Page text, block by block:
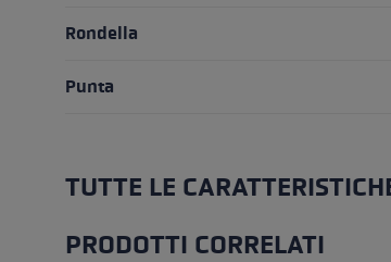
Rondella
Punta
TUTTE LE
PRODOTTI CORRELATI